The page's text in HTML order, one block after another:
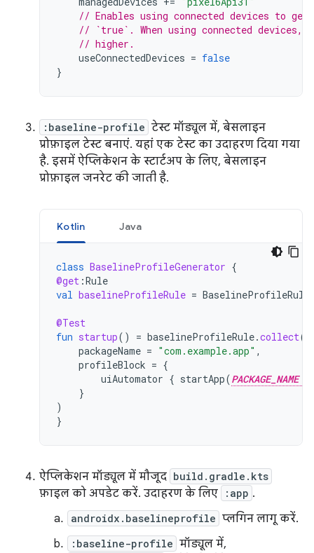
// Enables using connected devices to
// `true`. When using connected devices,
// higher.
useConnectedDevices = false
}
:baseline-profile टेस्ट मॉड्यूल में, बेसलाइन
प्रोफ़ाइल टेस्ट बनाएं. यहां एक टेस्ट का उदाहरण दिया गया
है. इसमें ऐप्लिकेशन के स्टार्टअप के लिए, बेसलाइन
प्रोफ़ाइल जनरेट की जाती है.
Kotlin Java
class BaselineProfileGenerator {
@get :Rule
val baselineProfileRule = BaselineProfileRule
@Test
fun startup() = baselineProfileRule.collect(
packageName = "com.example.app" ,
profileBlock = {
uiAutomator { startApp(PACKAGE_NAME
}
)
}
ऐप्लिकेशन मॉड्यूल में मौजूद build.gradle.kts
फ़ाइल को अपडेट करें. उदाहरण के लिए :app .
androidx.baselineprofile प्लगिन लागू करें.
:baseline-profile मॉड्यूल में,